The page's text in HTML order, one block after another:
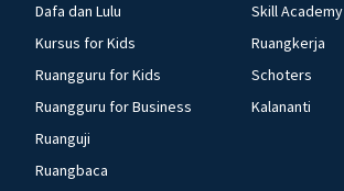
Dafa dan Lulu
Kursus for Kids
Ruangguru for Kids
Ruangguru for Business
Ruanguji
Ruangbaca
Skill Academy
Ruangkerja
Schoters
Kalananti